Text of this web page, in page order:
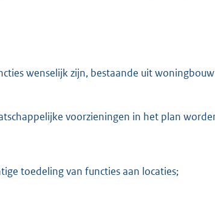
wenselijk zijn, bestaande uit
voorzieningen in het plan
toedeling van functies aan locaties;